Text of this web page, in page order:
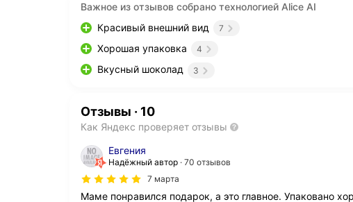
Важное из отзывов собрано технологией Alice AI
Красивый внешний вид
7
Хорошая упаковка 4
Вкусный шоколад 3
Отзывы · 10
Как Яндекс проверяет отзывы
Евгения
Надёжный автор 70 отзывов
7 марта
Маме понравился подарок, а это главное. Упаковано